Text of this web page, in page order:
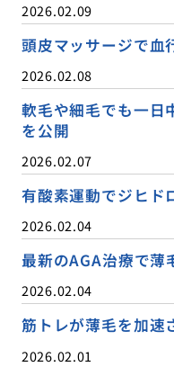
2026.02.09
頭皮マッサージで血
2026.02.08
軟毛や細毛でも一日
を公開
2026.02.07
有酸素運動でジヒド
2026.02.04
最新のAGA治療で薄
2026.02.04
筋トレが薄毛を加速
2026.02.01